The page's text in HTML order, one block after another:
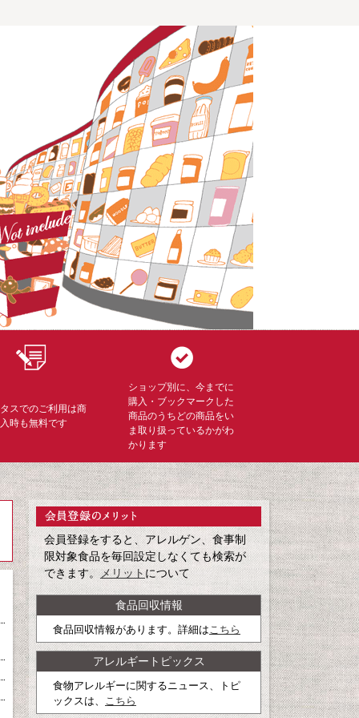
スでのご利用は商
時も無料です
ショップ別に、今までに
購入・ブックマークした
商品のうちどの商品をい
ま取り扱っているかがわ
かります
会員登録をすると、アレルゲン、食事制
限対象食品を毎回設定しなくても検索が
できます。メリットについて
食品回収情報
食品回収情報があります。詳細は こちら
アレルギートピックス
食物アレルギーに関するニュース、トピ
ックスは、
こちら